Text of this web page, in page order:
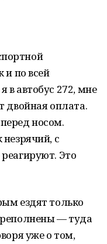
и по всей
автобус 272, мне
двойная оплата.
носом.
с
Это
ездят только
— туда
уже о том,